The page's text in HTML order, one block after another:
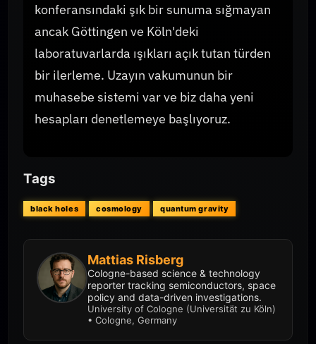
konferansındaki şık bir sunuma sığmayan
ancak Göttingen ve Köln'deki
laboratuvarlarda ışıkları açık tutan türden
bir ilerleme. Uzayın vakumunun bir
muhasebe sistemi var ve biz daha yeni
hesapları denetlemeye başlıyoruz.
Tags
black holes cosmology quantum gravity
Mattias Risberg
Cologne-based science & technology
reporter tracking semiconductors, space
policy and data-driven investigations.
University of Cologne (Universität zu Köln)
• Cologne, Germany